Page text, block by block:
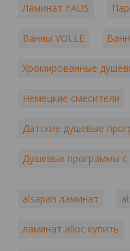
Ламинат FAUS
Ванны VOLLE
Хромированные
Немецкие смесители
Датские душевые
Душевые программы с
alsapan ламинат
ламинат alloc купить